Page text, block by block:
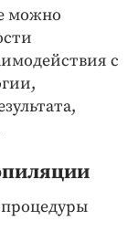
можно
с